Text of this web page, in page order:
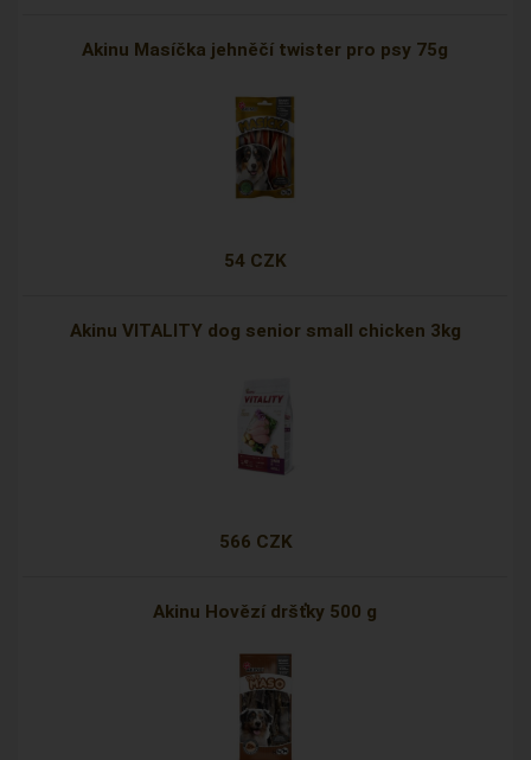
Akinu Masíčka jehněčí twister pro psy 75g
54 CZK
Akinu VITALITY dog senior small chicken 3kg
566 CZK
Akinu Hovězí dršťky 500 g